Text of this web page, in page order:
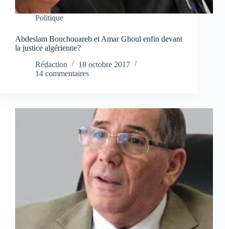
Politique
Abdeslam Bouchouareb et Amar Ghoul enfin devant
la justice algérienne?
Rédaction
18 octobre 2017
14 commentaires